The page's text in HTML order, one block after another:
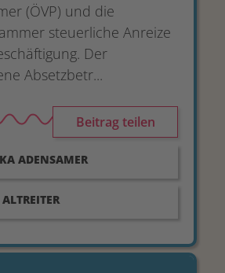
(ÖVP) und die
steuerliche Anreize
Der
Absetzbetr...
Beitrag teilen
ADENSAMER
ALTREITER